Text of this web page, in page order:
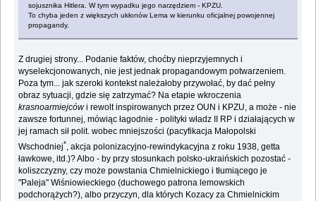
sojusznika Hitlera. W tym wypadku jego narzędziem - KPZU.
To chyba jeden z większych ukłonów Lema w kierunku oficjalnej powojennej
propagandy.
Z drugiej strony... Podanie faktów, choćby nieprzyjemnych i
wyselekcjonowanych, nie jest jednak propagandowym potwarzeniem.
Poza tym... jak szeroki kontekst należałoby przywołać, by dać pełny
obraz sytuacji, gdzie się zatrzymać? Na etapie wkroczenia
krasnoarmiejcówi rewolt inspirowanych przez OUN i KPZU, a może - nie
zawsze fortunnej, mówiąc łagodnie - polityki władz II RP i działających w
jej ramach sił polit. wobec mniejszości (pacyfikacja Małopolski
Wschodniej*, akcja polonizacyjno-rewindykacyjna z roku 1938, getta
ławkowe, itd.)? Albo - by przy stosunkach polsko-ukraińskich pozostać -
koliszczyzny, czy może powstania Chmielnickiego i tłumiącego je
"Paleja" Wiśniowieckiego (duchowego patrona lemowskich
podchorążych?), albo przyczyn, dla których Kozacy za Chmielnickim